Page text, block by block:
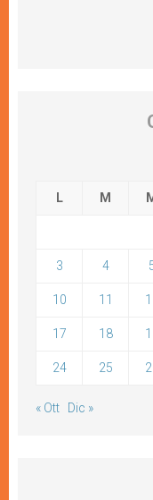
L M
3 4
10 11
17 18
24 25
« Ott Dic »